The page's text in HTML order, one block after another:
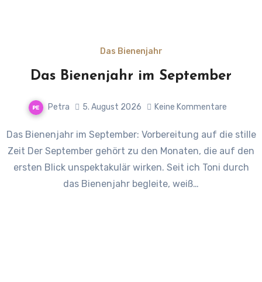
Das Bienenjahr
Das Bienenjahr im September
Petra 5. August 2026 Keine Kommentare
Das Bienenjahr im September: Vorbereitung auf die stille
Zeit Der September gehört zu den Monaten, die auf den
ersten Blick unspektakulär wirken. Seit ich Toni durch
das Bienenjahr begleite, weiß…